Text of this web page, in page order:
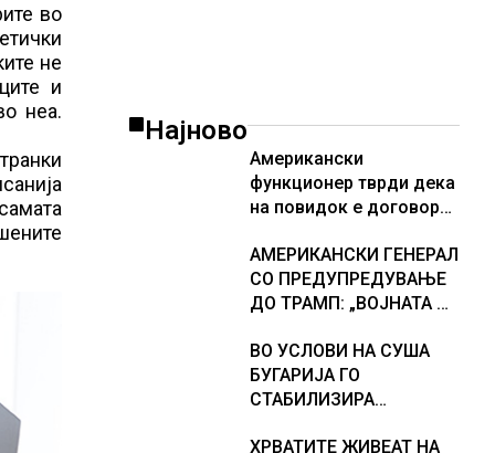
во
не
и
неа.
Најново
Американски
функционер тврди дека
на повидок е договор
АМЕРИКАНСКИ ГЕНЕРАЛ
СО ПРЕДУПРЕДУВАЊЕ
ДО ТРАМП: „ВОЈНАТА НЕ
ВО УСЛОВИ НА СУША
БУГАРИЈА ГО
СТАБИЛИЗИРА
ЕНЕРГЕТСКИ СИСТЕМ,
ХРВАТИТЕ ЖИВЕАТ НА